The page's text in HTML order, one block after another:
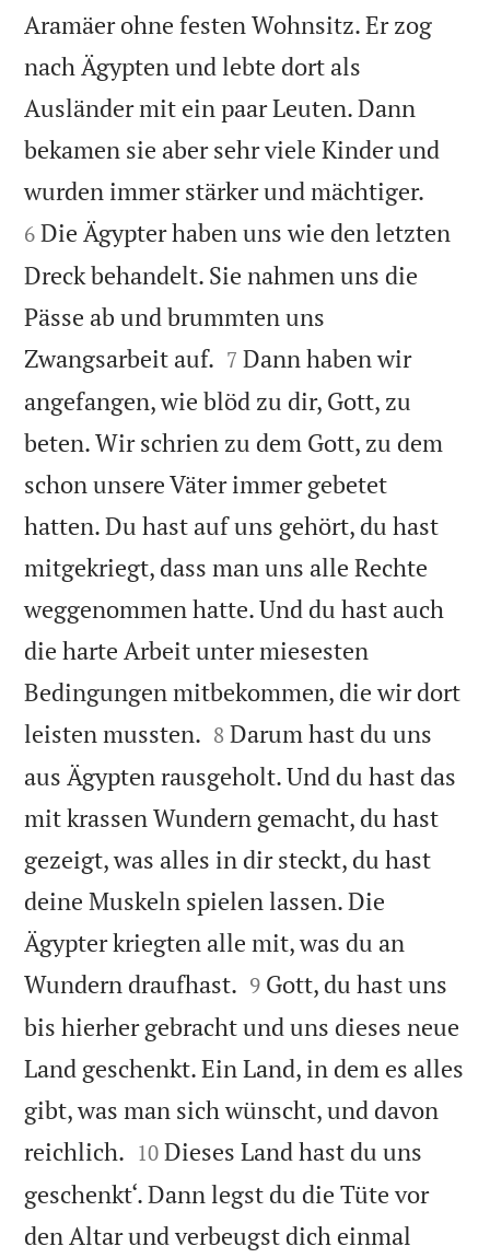
Aramäer ohne festen Wohnsitz. Er zog
nach Ägypten und lebte dort als
Ausländer mit ein paar Leuten. Dann
bekamen sie aber sehr viele Kinder und
wurden immer stärker und mächtiger.
6 Die Ägypter haben uns wie den letzten
Dreck behandelt. Sie nahmen uns die
Pässe ab und brummten uns
Zwangsarbeit auf. 

7 Dann haben wir
angefangen, wie blöd zu dir, Gott, zu
beten. Wir schrien zu dem Gott, zu dem
schon unsere Väter immer gebetet
hatten. Du hast auf uns gehört, du hast
mitgekriegt, dass man uns alle Rechte
weggenommen hatte. Und du hast auch
die harte Arbeit unter miesesten
Bedingungen mitbekommen, die wir dort
leisten mussten. 

8 Darum hast du uns
aus Ägypten rausgeholt. Und du hast das
mit krassen Wundern gemacht, du hast
gezeigt, was alles in dir steckt, du hast
deine Muskeln spielen lassen. Die
Ägypter kriegten alle mit, was du an
Wundern draufhast. 

9 Gott, du hast uns
bis hierher gebracht und uns dieses neue
Land geschenkt. Ein Land, in dem es alles
gibt, was man sich wünscht, und davon
reichlich. 

10 Dieses Land hast du uns
geschenkt‘. Dann legst du die Tüte vor
den Altar und verbeugst dich einmal